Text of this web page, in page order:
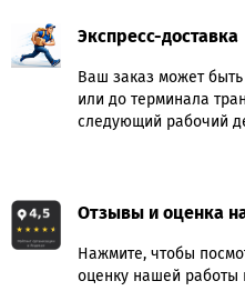
Экспресс-доставка
Ваш заказ может быть
или до терминала
следующий рабочий
Отзывы и оценка
Нажмите, чтобы
оценку нашей работы